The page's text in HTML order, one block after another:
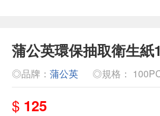
蒲公英環保抽取衛生紙
◎品牌： 蒲公英 ◎規格：
$ 125